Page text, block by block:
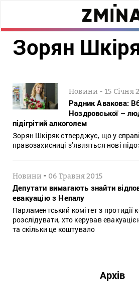
Зорян
Новини -15 Січня
Радник Авакова:
Ноздровської –
підігрітий алкоголем
Зорян Шкіряк стверджує, що у
правозахисниці з’являться нові
Новини - 06 Травня 2015
Депутати вимагають знайти
евакуацію з Непалу
Парламентський комітет з протидії
розслідувати, хто керував
та скільки це коштувало
Архів